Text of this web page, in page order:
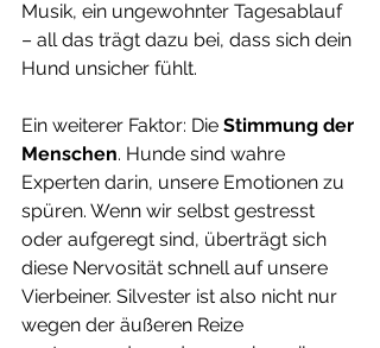
Musik, ein ungewohnter Tagesablauf
– all das trägt dazu bei, dass sich dein
Hund unsicher fühlt.
Ein weiterer Faktor: Die Stimmung der
Menschen. Hunde sind wahre
Experten darin, unsere Emotionen zu
spüren. Wenn wir selbst gestresst
oder aufgeregt sind, überträgt sich
diese Nervosität schnell auf unsere
Vierbeiner. Silvester ist also nicht nur
wegen der äußeren Reize